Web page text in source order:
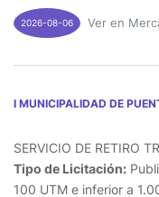
2026-08-06 Ver en
I MUNICIPALIDAD DE
SERVICIO DE RETIRO
Tipo de Licitación:
100 UTM e inferior a